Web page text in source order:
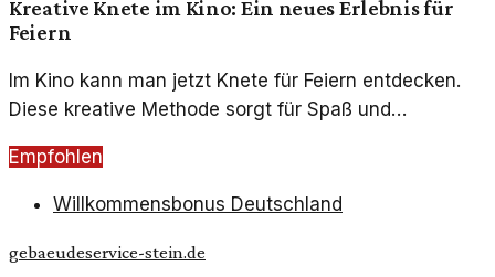
Kreative Knete im Kino: Ein neues Erlebnis für
Feiern
Im Kino kann man jetzt Knete für Feiern entdecken.
Diese kreative Methode sorgt für Spaß und
Empfohlen
Willkommensbonus Deutschland
gebaeudeservice-stein.de